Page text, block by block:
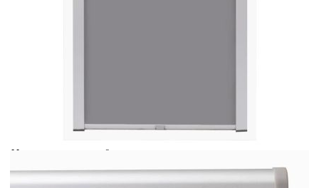
Материал:
Затъмняващ плат + алуминиева рамка